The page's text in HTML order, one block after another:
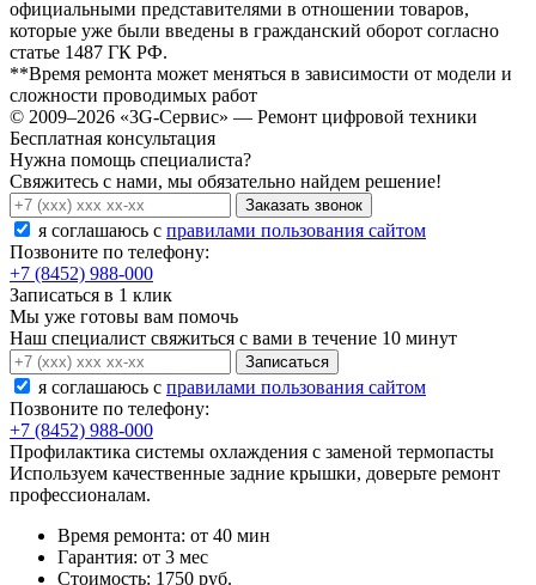
официальными представителями в отношении товаров,
которые уже были введены в гражданский оборот согласно
статье 1487 ГК РФ.
**Время ремонта может меняться в зависимости от модели и
сложности проводимых работ
© 2009–2026 «3G-Сервис» — Ремонт цифровой техники
Бесплатная консультация
Нужна помощь специалиста?
Свяжитесь с нами, мы обязательно найдем решение!
Заказать звонок
я соглашаюсь c правилами пользования сайтом
Позвоните по телефону:
+7 (8452) 988-000
Записаться в 1 клик
Мы уже готовы вам помочь
Наш специалист свяжиться с вами в течение 10 минут
Записаться
я соглашаюсь c правилами пользования сайтом
Позвоните по телефону:
+7 (8452) 988-000
Профилактика системы охлаждения с заменой термопасты
Используем качественные задние крышки, доверьте ремонт
профессионалам.
Время ремонта: от 40 мин
Гарантия: от 3 мес
Стоимость: 1750 руб.